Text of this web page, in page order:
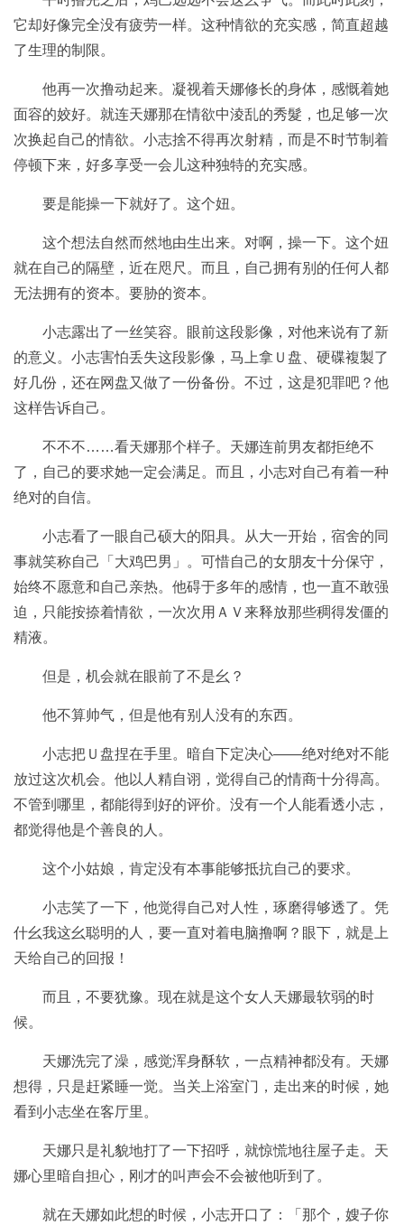
它却好像完全没有疲劳一样。这种情欲的充实感，简直超越
了生理的制限。
他再一次撸动起来。凝视着天娜修长的身体，感慨着她
面容的姣好。就连天娜那在情欲中淩乱的秀髮，也足够一次
次换起自己的情欲。小志捨不得再次射精，而是不时节制着
停顿下来，好多享受一会儿这种独特的充实感。
要是能操一下就好了。这个妞。
这个想法自然而然地由生出来。对啊，操一下。这个妞
就在自己的隔壁，近在咫尺。而且，自己拥有别的任何人都
无法拥有的资本。要胁的资本。
小志露出了一丝笑容。眼前这段影像，对他来说有了新
的意义。小志害怕丢失这段影像，马上拿Ｕ盘、硬碟複製了
好几份，还在网盘又做了一份备份。不过，这是犯罪吧？他
这样告诉自己。
不不不……看天娜那个样子。天娜连前男友都拒绝不
了，自己的要求她一定会满足。而且，小志对自己有着一种
绝对的自信。
小志看了一眼自己硕大的阳具。从大一开始，宿舍的同
事就笑称自己「大鸡巴男」。可惜自己的女朋友十分保守，
始终不愿意和自己亲热。他碍于多年的感情，也一直不敢强
迫，只能按捺着情欲，一次次用ＡＶ来释放那些稠得发僵的
精液。
但是，机会就在眼前了不是幺？
他不算帅气，但是他有别人没有的东西。
小志把Ｕ盘捏在手里。暗自下定决心——绝对绝对不能
放过这次机会。他以人精自诩，觉得自己的情商十分得高。
不管到哪里，都能得到好的评价。没有一个人能看透小志，
都觉得他是个善良的人。
这个小姑娘，肯定没有本事能够抵抗自己的要求。
小志笑了一下，他觉得自己对人性，琢磨得够透了。凭
什幺我这幺聪明的人，要一直对着电脑撸啊？眼下，就是上
天给自己的回报！
而且，不要犹豫。现在就是这个女人天娜最软弱的时
候。
天娜洗完了澡，感觉浑身酥软，一点精神都没有。天娜
想得，只是赶紧睡一觉。当关上浴室门，走出来的时候，她
看到小志坐在客厅里。
天娜只是礼貌地打了一下招呼，就惊慌地往屋子走。天
娜心里暗自担心，刚才的叫声会不会被他听到了。
就在天娜如此想的时候，小志开口了：「那个，嫂子你